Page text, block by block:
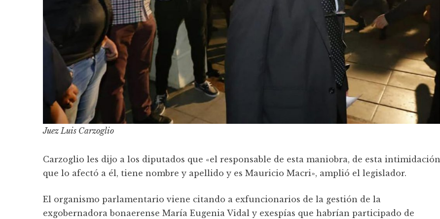
Juez Luis Carzoglio
Carzoglio les dijo a los diputados que «el responsable de esta maniobra, de esta intimidación
que lo afectó a él, tiene nombre y apellido y es Mauricio Macri», amplió el legislador.
El organismo parlamentario viene citando a exfuncionarios de la gestión de la
exgobernadora bonaerense María Eugenia Vidal y exespías que habrían participado de